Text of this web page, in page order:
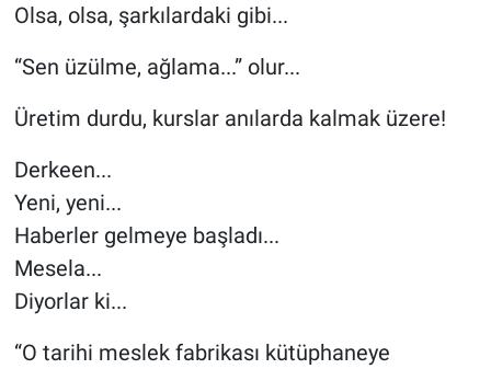
Olsa, olsa, şarkılardaki gibi...
“Sen üzülme, ağlama...” olur...
Üretim durdu, kurslar anılarda kalmak üzere!
Derkeen...
Yeni, yeni...
Haberler gelmeye başladı...
Mesela...
Diyorlar ki...
“O tarihi meslek fabrikası kütüphaneye